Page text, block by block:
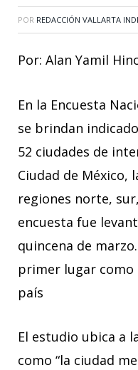
POR REDACCIÓN VALLARTA
Por: Alan Yamil
En la Encuesta
se brindan
52 ciudades de
Ciudad de México,
regiones norte,
encuesta fue
quincena de
primer lugar como
país
El estudio ubica a
como “la ciudad